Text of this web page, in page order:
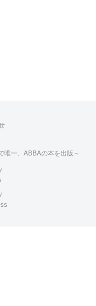
唯一、ABBAの本を出版～